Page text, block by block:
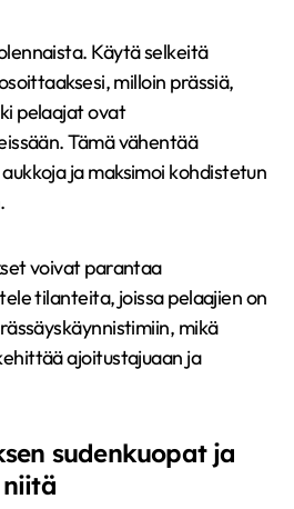
Käytä selkeitä
milloin prässiä,
pelaajat ovat
Tämä vähentää
ja maksimoi kohdistetun
voivat parantaa
tilanteita, joissa pelaajien on
mikä
ajoitustajuaan ja
sudenkuopat ja